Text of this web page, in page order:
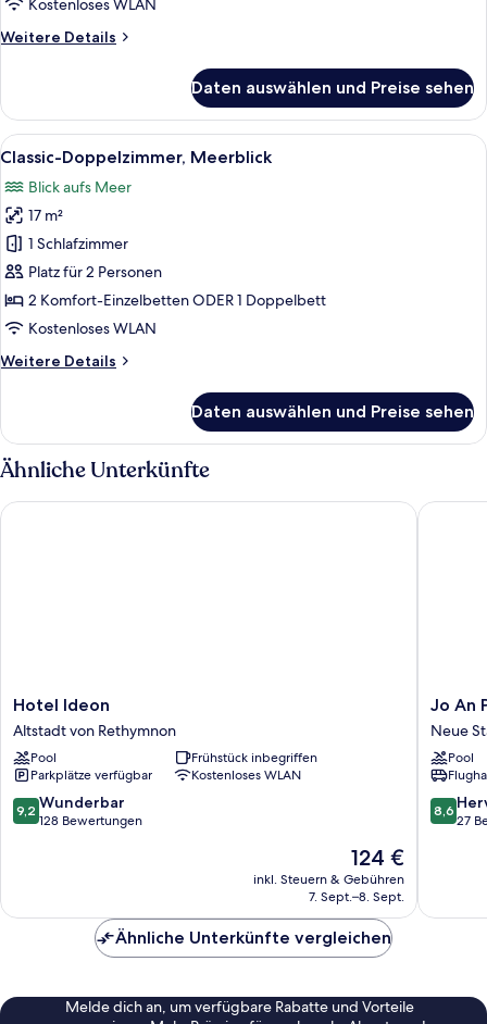
Kostenloses WLAN
Weitere Details
Weitere
Daten auswählen und Preise sehen
Alle
Fotos
für
Classic-
Doppelzimmer,
Meerblick
anzeigen
Ein modernes Schlafzimmer mit
19
Classic-Doppelzimmer, Meerblick
Blick aufs Meer
17 m²
1 Schlafzimmer
Platz für 2 Personen
2 Komfort-Einzelbetten ODER 1 Doppelbett
Kostenloses WLAN
Weitere Details
Weitere
Doppelzimmer,
Meerblick
Daten auswählen und Preise sehen
Ähnliche Unterkünfte
Hotel
Ideon
Altstadt
von
Rethymnon
Hotel Ideon
Altstadt von Rethymnon
Pool
Frühstück inbegriffen
Parkplätze verfügbar
Kostenloses WLAN
9.2
von
9,2 Wunderbar
128 Bewertungen
Der
Preis
beträgt
124 €
inkl. Steuern & Gebühren
7. Sept.–8. Sept.
Hotel Ideon
Jo
An
Palace
Hotel
Neue
Stadt
Jo An
Neue
Pool
8.6
von
8,6
27
Jo An
Ähnliche Unterkünfte vergleichen
Melde dich an, um verfügbare Rabatte und Vorteile